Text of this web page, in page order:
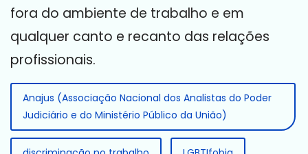
fora do ambiente de trabalho e em
qualquer canto e recanto das relações
profissionais.
Anajus (Associação Nacional dos Analistas do Poder
Judiciário e do Ministério Público da União)